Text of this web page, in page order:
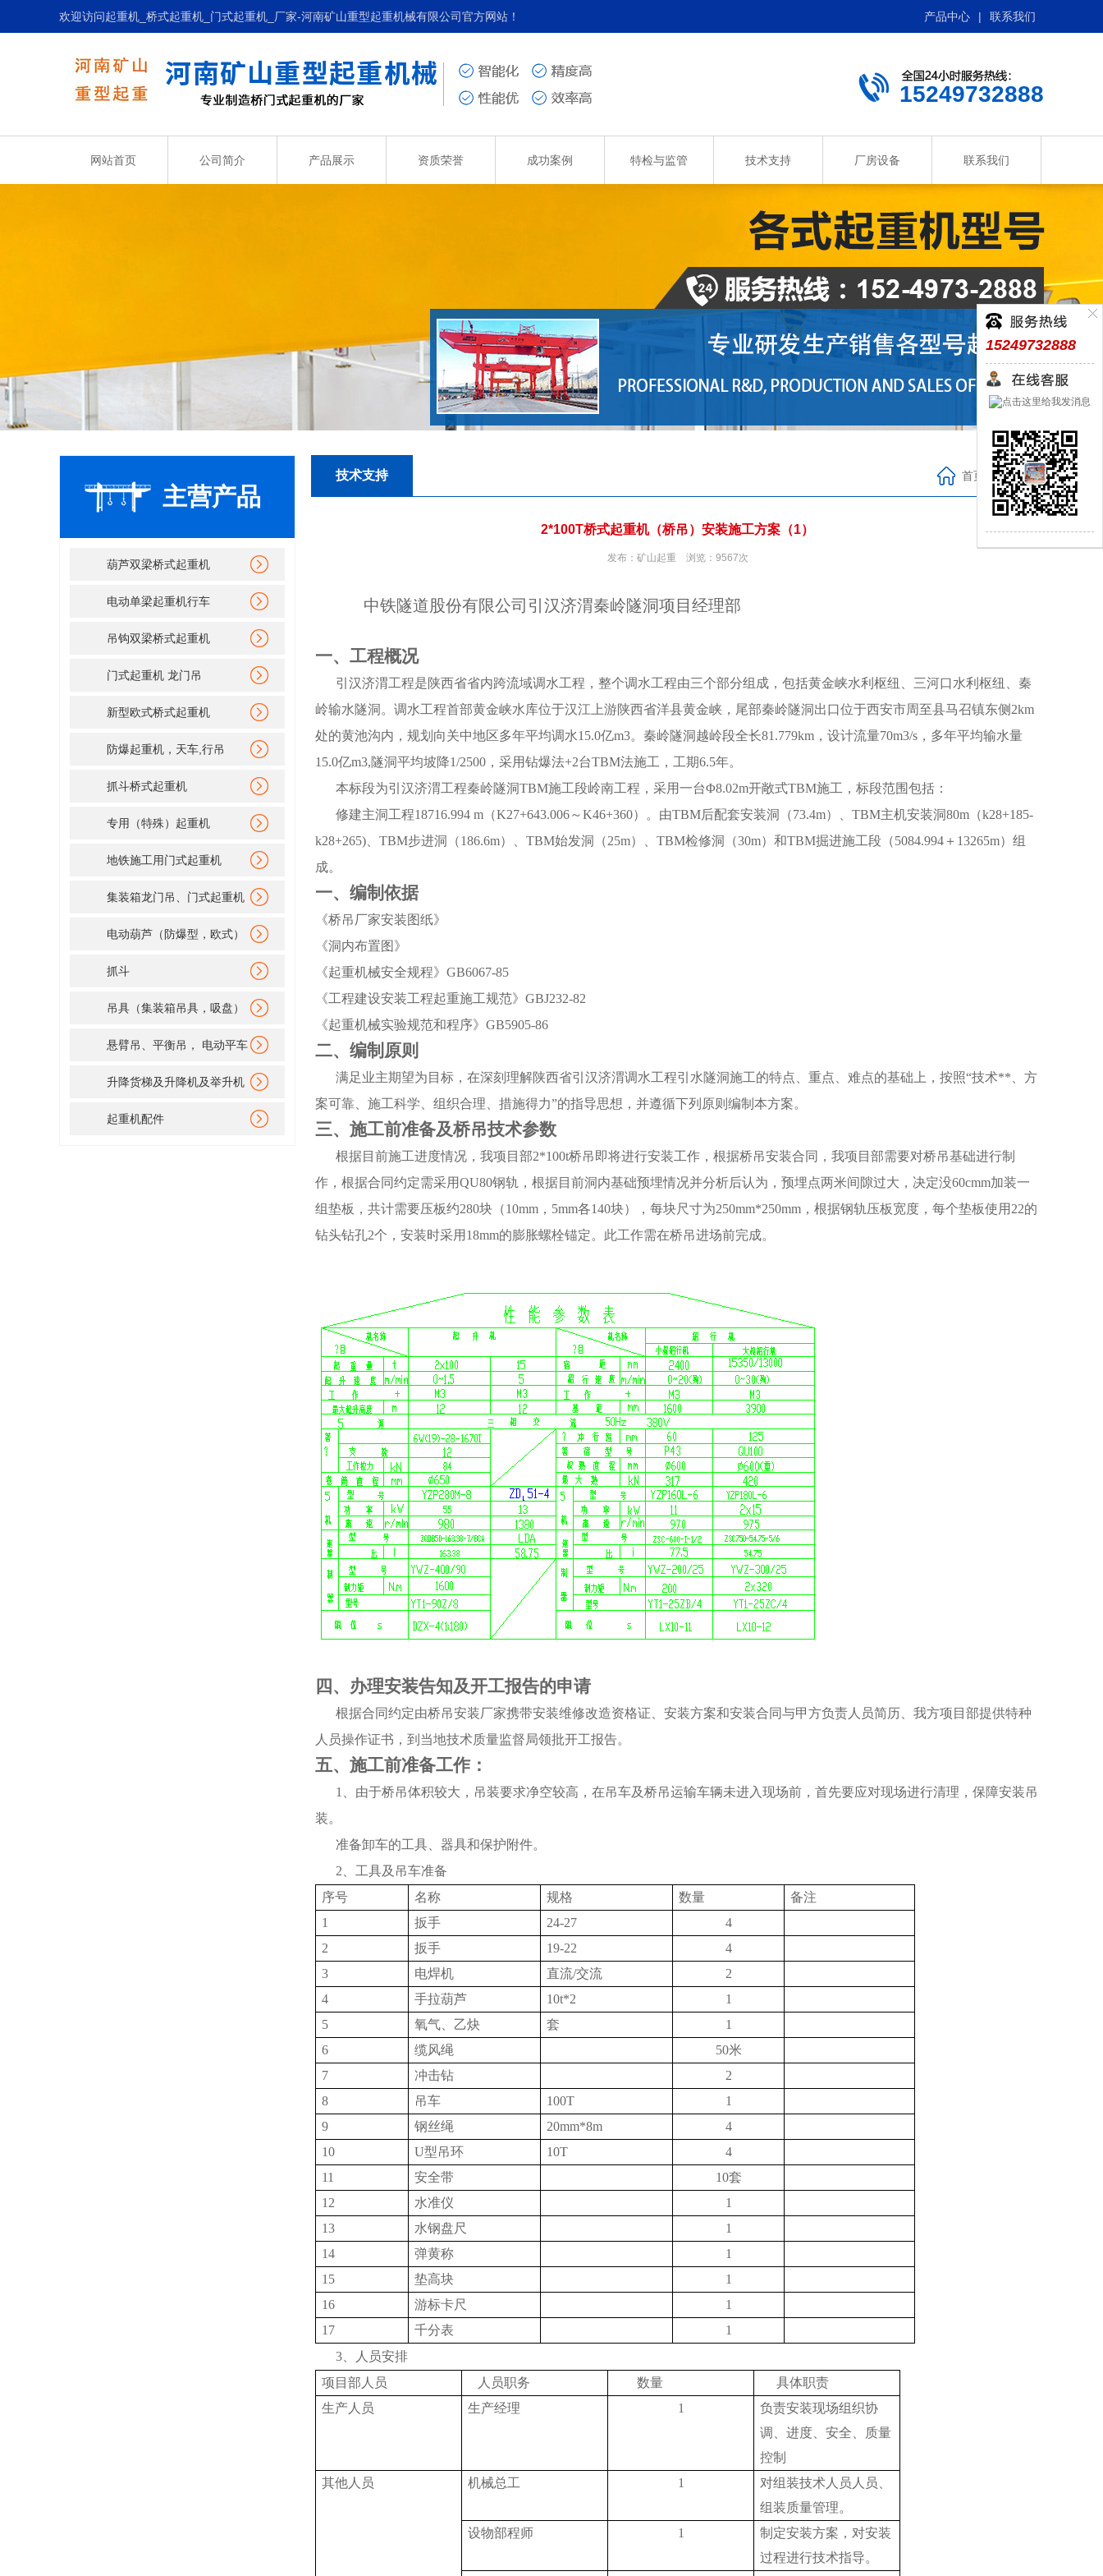
欢迎访问起重机_桥式起重机_门式起重机_厂家-河南矿山重型起重机械有限公司官方网站！ 产品中心 | 联系我们
15249732888
网站首页 公司简介 产品展示 资质荣誉 成功案例 特检与监管 技术支持 厂房设备 联系我们
主营产品
葫芦双梁桥式起重机
电动单梁起重机行车
吊钩双梁桥式起重机
门式起重机 龙门吊
新型欧式桥式起重机
防爆起重机，天车,行吊
抓斗桥式起重机
专用（特殊）起重机
地铁施工用门式起重机
集装箱龙门吊、门式起重机
电动葫芦（防爆型，欧式）
抓斗
吊具（集装箱吊具，吸盘）
悬臂吊、平衡吊， 电动平车
升降货梯及升降机及举升机
起重机配件
技术支持 首页 >技术支持
2*100T桥式起重机（桥吊）安装施工方案（1）
发布：矿山起重 浏览：9567次
中铁隧道股份有限公司引汉济渭秦岭隧洞项目经理部
一、 工程概况
引汉济渭工程是陕西省省内跨流域调水工程，整个调水工程由三个部分组成，包括黄金峡水利枢纽、三河口水利枢纽、秦
岭输水隧洞。调水工程首部黄金峡水库位于汉江上游陕西省洋县黄金峡，尾部秦岭隧洞出口位于西安市周至县马召镇东侧2km
处的黄池沟内，规划向关中地区多年平均调水15.0亿m3。秦岭隧洞越岭段全长81.779km，设计流量70m3/s，多年平均输水量
15.0亿m3,隧洞平均坡降1/2500，采用钻爆法+2台TBM法施工，工期6.5年。
本标段为引汉济渭工程秦岭隧洞TBM施工段岭南工程，采用一台Φ8.02m开敞式TBM施工，标段范围包括：
修建主洞工程18716.994 m（K27+643.006～K46+360）。由TBM后配套安装洞（73.4m）、TBM主机安装洞80m（k28+185-
k28+265)、TBM步进洞（186.6m）、TBM始发洞（25m）、TBM检修洞（30m）和TBM掘进施工段（5084.994＋13265m）组
成。
一、编制依据
《桥吊厂家安装图纸》
《洞内布置图》
《起重机械安全规程》GB6067-85
《工程建设安装工程起重施工规范》GBJ232-82
《起重机械实验规范和程序》GB5905-86
二、编制原则
满足业主期望为目标，在深刻理解陕西省引汉济渭调水工程引水隧洞施工的特点、重点、难点的基础上，按照“技术**、方
案可靠、施工科学、组织合理、措施得力”的指导思想，并遵循下列原则编制本方案。
三、施工前准备及桥吊技术参数
根据目前施工进度情况，我项目部2*100t桥吊 即将进行安装工作，根据桥吊安装合同，我项目部需要对桥吊基础进行制
作，根据合同约定需采用QU80钢轨，根据目前洞内基础预埋情况并分析后认为，预埋点两米间隙过大，决定没60cmm加装一
组垫板，共计需要压板约280块（10mm，5mm各140块），每块尺寸为250mm*250mm，根据钢轨压板宽度，每个垫板使用22的
钻头钻孔2个，安装时采用18mm的膨胀螺栓锚定。此工作需在桥吊进场前完成。
四、办理安装告知及开工报告的申请
根据合同约定由桥吊安装厂家携带安装维修改造资格证、安装方案和安装合同与甲方负责人员简历、我方项目部提供特种
人员操作证书，到当地技术质量监督局领批开工报告。
五、施工前准备工作：
1 、由于桥吊体积较大，吊装要求净空较高，在吊车及桥吊运输车辆未进入现场前，首先要应对现场进行清理，保障安装吊
装。
准备卸车的工具、器具和保护附件。
2 、工具及吊车准备
序号
名称 规格 数量
备注
1
扳手 24-27
4
2
扳手 19-22
4
3
电焊机 直流/交流
2
4
手拉葫芦 10t*2
1
5
氧气、乙炔 套
1
6
缆风绳 50米
7
冲击钻
2
8
吊车 100T
1
9
钢丝绳 20mm*8m
4
10
U型吊环 10T
4
11
安全带 10套
12
水准仪
1
13
水钢盘尺
1
14
弹黄称
1
15
垫高块
1
16
游标卡尺
1
17
千分表
1
3、
人员安排
项目部人员
人员职务 数量
具体职责
生产人员
生产经理 1
负责安装现场组织协
调、进度、安全、质量
控制
其他人员
机械总工 1
对组装技术人员人员、
组装质量管理。
设物部程师
1
制定安装方案，对安装
过程进行技术指导。
15249732888